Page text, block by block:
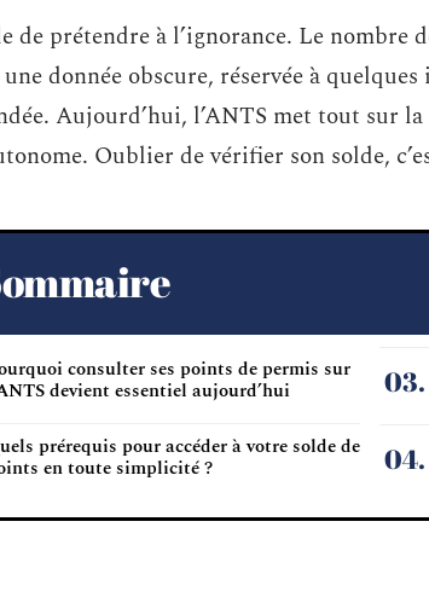
de prétendre à l’ignorance. Le
une donnée obscure, réservée à
Aujourd’hui, l’ANTS met tout sur
Oublier de vérifier son solde,
consulter ses points de permis sur
devient essentiel aujourd’hui
prérequis pour accéder à votre solde de
en toute simplicité ?